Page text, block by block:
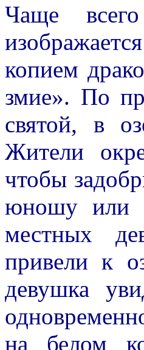
Чаще
копием
змие». По
святой, в
Жители
чтобы
юношу или
местных
привели к
девушка
на белом